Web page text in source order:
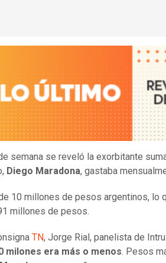
semana se reveló la exorbitante
Diego Maradona, gastaba
10 millones de pesos argentinos, lo
millones de pesos.
TN, Jorge Rial, panelista de
milones era más o menos. Pesos